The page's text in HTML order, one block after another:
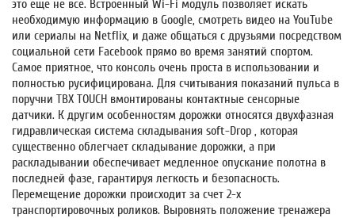
это еще не все. Встроенный Wi-Fi модуль позволяет искать
необходимую информацию в Google, смотреть видео на YouTube
или сериалы на Netflix, и даже общаться с друзьями посредством
социальной сети Facebook прямо во время занятий спортом.
Самое приятное, что консоль очень проста в использовании и
полностью русифицирована. Для считывания показаний пульса в
поручни TBX TOUCH вмонтированы контактные сенсорные
датчики. К другим особенностям дорожки относятся двухфазная
гидравлическая система складывания soft-Drop , которая
существенно облегчает складывание дорожки, а при
раскладывании обеспечивает медленное опускание полотна в
последней фазе, гарантируя легкость и безопасность.
Перемещение дорожки происходит за счет 2-х
транспортировочных роликов. Выровнять положение тренажера